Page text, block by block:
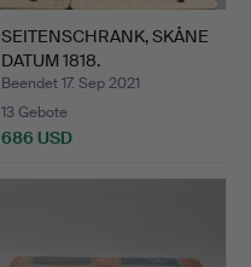
SEITENSCHRANK, SKÅNE
DATUM 1818.
Beendet 17. Sep 2021
13 Gebote
686 USD